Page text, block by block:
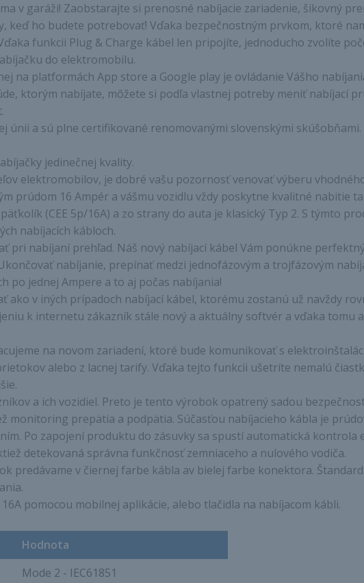
v garáži! Zaobstarajte si prenosné nabíjacie zariadenie, šikovný
keď ho budete potrebovať! Vďaka bezpečnostným prvkom, ktoré
funkcii Plug & Charge kábel len pripojíte, jednoducho zvolíte
do elektromobilu.
na platformách App store a Google play je ovládanie Vášho
ktorým nabíjate, môžete si podľa vlastnej potreby meniť nabíjací
únii a sú plne certifikované renomovanými slovenskými
jedinečnej kvality.
elektromobilov, je dobré vašu pozornosť venovať výberu
prúdom 16 Ampér a vášmu vozidlu vždy poskytne kvalitné nabitie
(CEE 5p/16A) a zo strany do auta je klasický Typ 2. S týmto
nabíjacích kábloch.
pri nabíjaní prehľad. Náš nový nabíjací kábel Vám ponúkne
nabíjanie, prepínať medzi jednofázovým a trojfázovým
po jednej Ampere a to aj počas nabíjania!
ako v iných prípadoch nabíjací kábel, ktorému zostanú už navždy
k internetu zákazník stále nový a aktuálny softvér a vďaka tomu
na novom zariadení, ktoré bude komunikovať s
alebo z lacnej tarify. Vďaka tejto funkcii ušetríte nemalú
a ich vozidiel. Preto je tento výrobok opatrený sadou
monitoring prepätia a podpätia. Súčasťou nabíjacieho kábla je
Po zapojení produktu do zásuvky sa spustí automatická
detekovaná správna funkčnosť zemniaceho a nulového vodiča.
predávame v čiernej farbe kábla av bielej farbe konektora.
pomocou mobilnej aplikácie, alebo tlačidla na nabíjacom kábli.
Hodnota
Mode 2 - IEC61851